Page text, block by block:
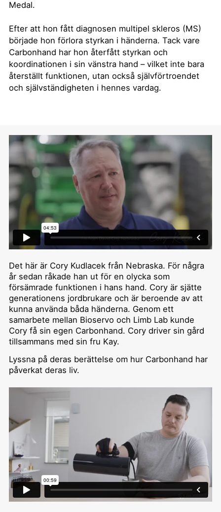
Medal.
Efter att hon fått diagnosen multipel skleros (MS)
började hon förlora styrkan i händerna. Tack vare
Carbonhand har hon återfått styrkan och
koordinationen i sin vänstra hand – vilket inte bara
återställt funktionen, utan också självförtroendet
och självständigheten i hennes vardag.
Det här är Cory Kudlacek från Nebraska. För några
år sedan råkade han ut för en olycka som
försämrade funktionen i hans hand. Cory är sjätte
generationens jordbrukare och är beroende av att
kunna använda båda händerna. Genom ett
samarbete mellan Bioservo och Limb Lab kunde
Cory få sin egen Carbonhand. Cory driver sin gård
tillsammans med sin fru Kay.
Lyssna på deras berättelse om hur Carbonhand har
påverkat deras liv.